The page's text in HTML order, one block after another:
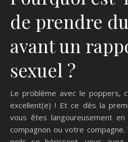
de prendre
avant un
sexuel ?
Le problème avec le poppers,
excellent(e) ! Et ce dès la
vous êtes langoureusement
compagnon ou votre